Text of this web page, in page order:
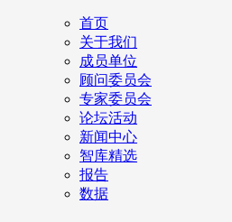
首页
关于我们
成员单位
顾问委员会
专家委员会
论坛活动
新闻中心
智库精选
报告
数据